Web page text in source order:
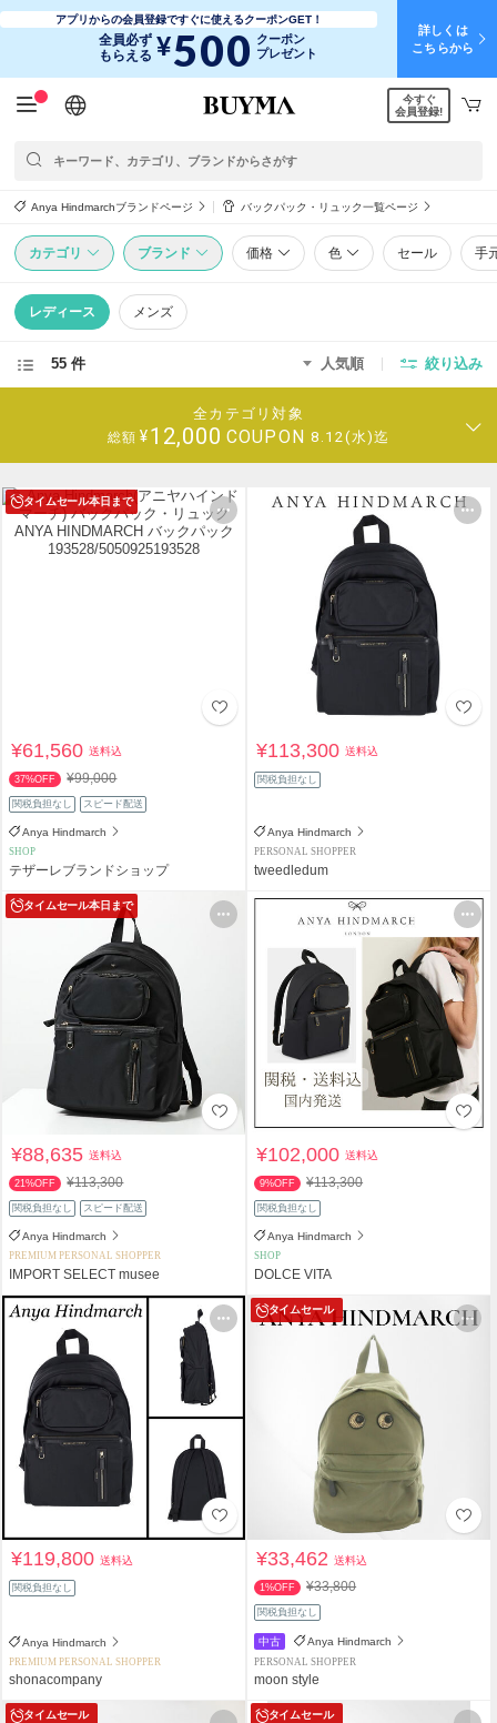
アプリからの会員登録ですぐに使えるクーポンGET！
全員必ず
もらえる ¥500 クーポン
プレゼント
詳しくは
こちらから
日本語
English
简体中文
繁體中文
今すぐ
会員登録!
Anya Hindmarchブランドページ バックパック・リュック一覧ページ
カテゴリ ブランド 価格 色 セール 手
レディース メンズ
55 件 人気順 絞り込み
全カテゴリ対象
総額 ¥12,000 COUPON 8.12(水)迄
タイムセール本日まで
¥61,560送料込
37%OFF ¥99,000
関税負担なし スピード配送
Anya Hindmarch
SHOP
テザーレブランドショップ
¥113,300送料込
関税負担なし
Anya Hindmarch
PERSONAL SHOPPER
tweedledum
タイムセール本日まで
¥88,635送料込
21%OFF ¥113,300
関税負担なし スピード配送
Anya Hindmarch
PREMIUM PERSONAL SHOPPER
IMPORT SELECT musee
¥102,000送料込
9%OFF ¥113,300
関税負担なし
Anya Hindmarch
SHOP
DOLCE VITA
¥119,800送料込
関税負担なし
Anya Hindmarch
PREMIUM PERSONAL SHOPPER
shonacompany
タイムセール
¥33,462送料込
1%OFF ¥33,800
関税負担なし
中古 Anya Hindmarch
PERSONAL SHOPPER
moon style
タイムセール タイムセール